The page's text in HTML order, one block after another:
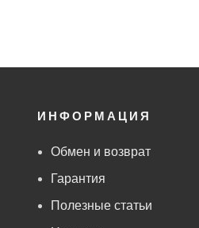
ИНФОРМАЦИЯ
Обмен и возврат
Гарантия
Полезные статьи